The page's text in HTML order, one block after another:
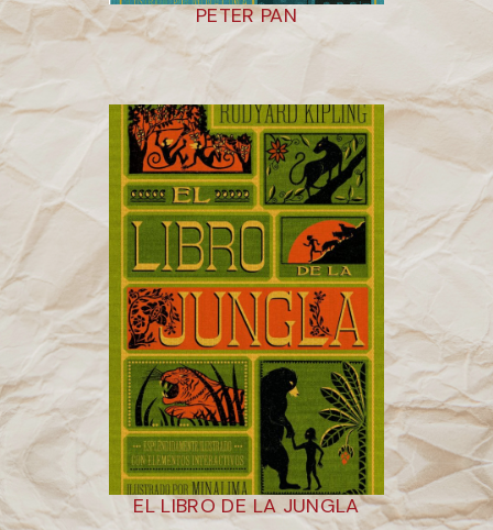
PETER PAN
EL LIBRO DE LA JUNGLA